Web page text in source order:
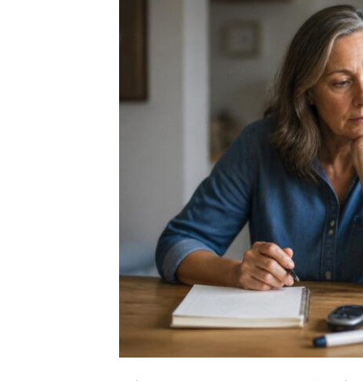
durcheinanderbringen